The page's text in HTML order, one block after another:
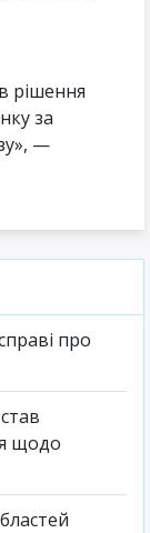
рішення
за
—
про
щодо